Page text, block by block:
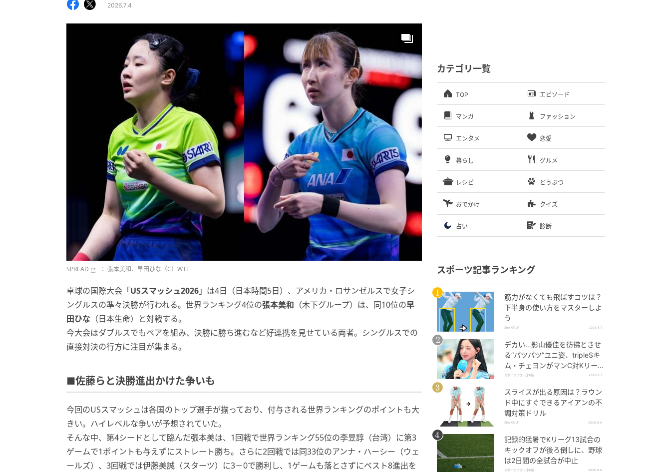
2026.7.4
SPREAD ： 張本美和、早田ひな（C）WTT
卓球の国際大会「USスマッシュ2026」は4日（日本時間5日）、アメリカ・ロサンゼルスで女子シ
ングルスの準々決勝が行われる。世界ランキング4位の張本美和 （木下グループ）は、同10位の早
田ひな （日本生命）と対戦する。
今大会はダブルスでもペアを組み、決勝に勝ち進むなど好連携を見せている両者。シングルスでの
直接対決の行方に注目が集まる。
■佐藤らと決勝進出かけた争いも
今回のUSスマッシュは各国のトップ選手が揃っており、付与される世界ランキングのポイントも大
きい。ハイレベルな争いが予想されていた。
そんな中、第4シードとして臨んだ張本美は、1回戦で世界ランキング55位の李昱諄（台湾）に第3
ゲームで1ポイントも与えずにストレート勝ち。さらに2回戦では同33位のアンナ・ハーシー（ウェ
ールズ）、3回戦では伊藤美誠（スターツ）に3－0で勝利し、1ゲームも落とさずにベスト8進出を
カテゴリ一覧
TOP エピソード
マンガ ファッション
エンタメ 恋愛
暮らし グルメ
レシピ どうぶつ
おでかけ クイズ
占い 診断
スポーツ記事ランキング
筋力がなくても飛ばすコツは？
下半身の使い方をマスターしよ
う
She GOLF 2026.8.7
デカい…影山優佳を彷彿とさせ
る“パツパツ”ユニ姿、tripleSキ
ム・チェヨンがマンC対Kリーグ
選抜に登場
スポーツソウル日本版 2026.8.7
スライスが出る原因は？ラウン
ド中にすぐできるアイアンの不
調対策ドリル
She GOLF 2026.8.6
記録的猛暑でKリーグ13試合の
キックオフが後ろ倒しに、野球
は2日間の全試合が中止
スポーツソウル日本版 2026.8.6